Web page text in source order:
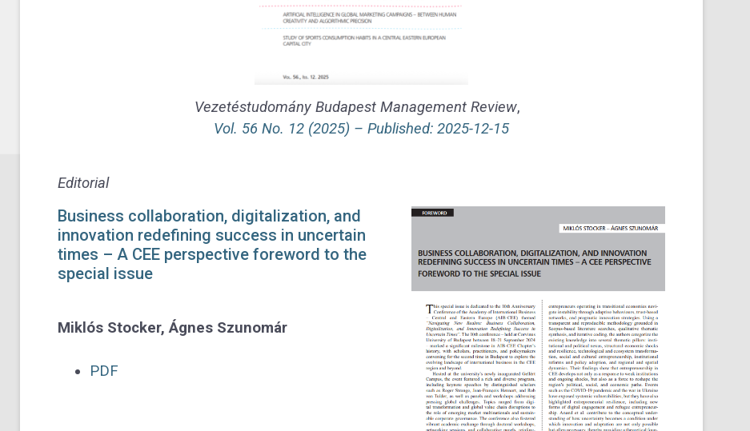
Vezetéstudomány Budapest Management Review,
Vol. 56 No. 12 (2025) – Published: 2025-12-15
Editorial
Business collaboration, digitalization, and
innovation redefining success in uncertain
times – A CEE perspective foreword to the
special issue
Miklós Stocker, Ágnes Szunomár
PDF